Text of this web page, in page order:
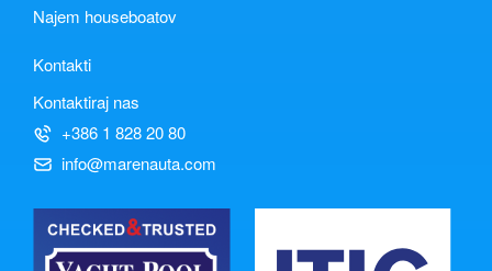
Najem houseboatov
Kontakti
Kontaktiraj nas
+386 1 828 20 80
info@marenauta.com